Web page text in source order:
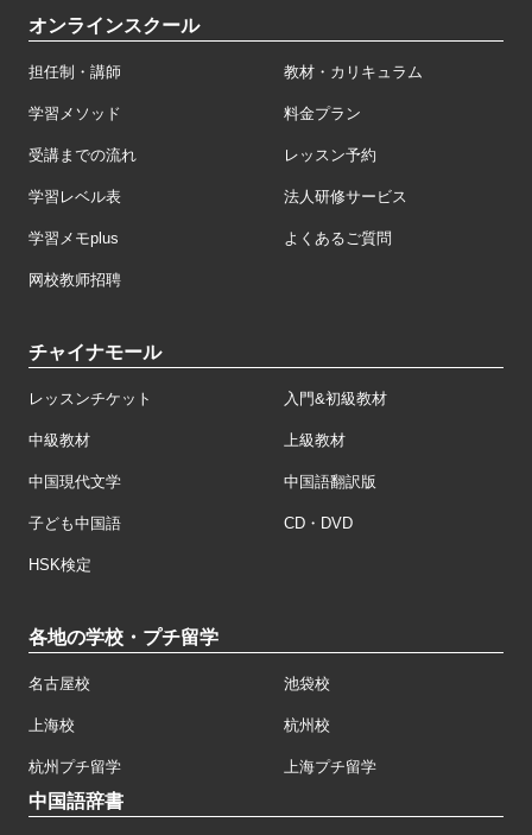
オンラインスクール
担任制・講師 教材・カリキュラム
学習メソッド 料金プラン
受講までの流れ レッスン予約
学習レベル表 法人研修サービス
学習メモplus よくあるご質問
网校教师招聘
チャイナモール
レッスンチケット 入門&初級教材
中級教材 上級教材
中国現代文学 中国語翻訳版
子ども中国語 CD・DVD
HSK検定
各地の学校・プチ留学
名古屋校 池袋校
上海校 杭州校
杭州プチ留学 上海プチ留学
中国語辞書